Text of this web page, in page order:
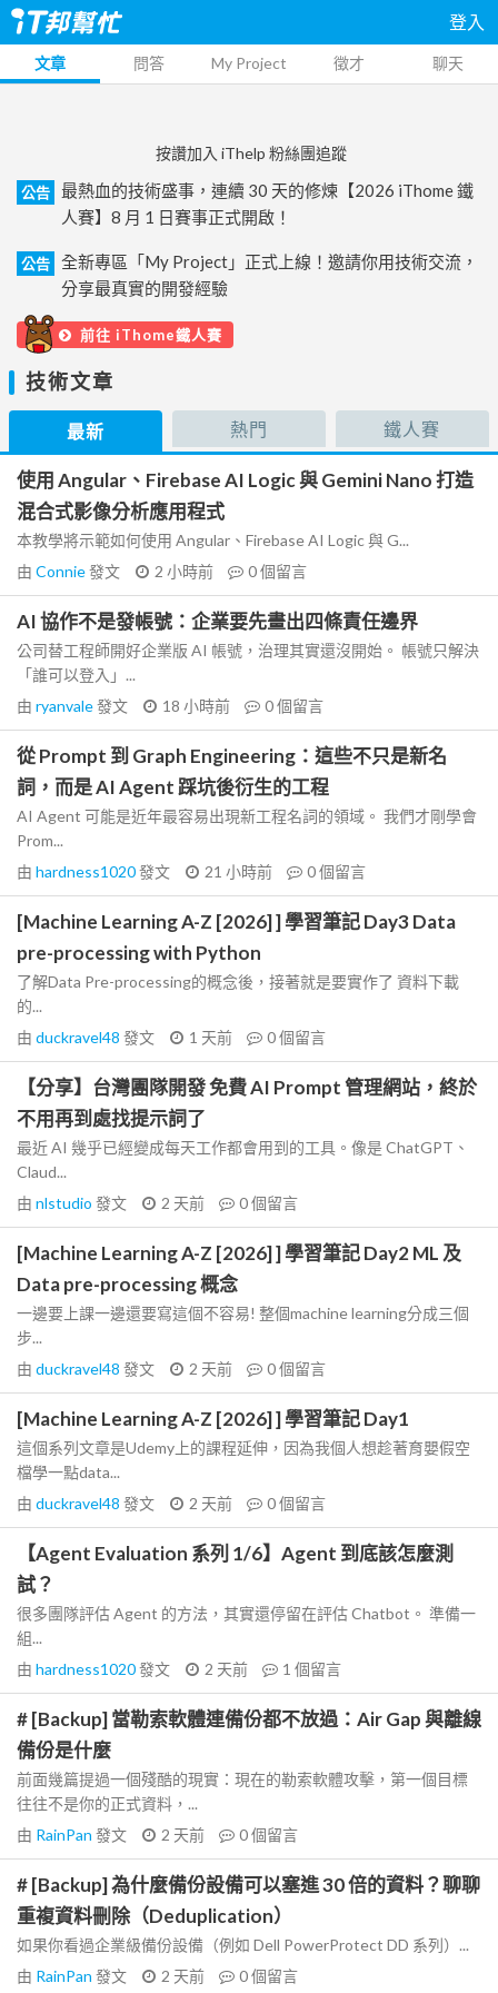
登入
文章 問答 My Project 徵才 聊天
按讚加入 iThelp 粉絲團追蹤
公告
最熱血的技術盛事，連續 30 天的修煉【2026 iThome 鐵
人賽】8 月 1 日賽事正式開啟！
公告
全新專區「My Project」正式上線！邀請你用技術交流，
分享最真實的開發經驗
前往 iThome鐵人賽
技術文章
最新 熱門 鐵人賽
使用 Angular、Firebase AI Logic 與 Gemini Nano 打造
混合式影像分析應用程式
本教學將示範如何使用 Angular、Firebase AI Logic 與 G...
由 Connie發文 2 小時前 0個留言
AI 協作不是發帳號：企業要先畫出四條責任邊界
公司替工程師開好企業版 AI 帳號，治理其實還沒開始。 帳號只解決
「誰可以登入」...
由 ryanvale發文 18 小時前 0個留言
從 Prompt 到 Graph Engineering：這些不只是新名
詞，而是 AI Agent 踩坑後衍生的工程
AI Agent 可能是近年最容易出現新工程名詞的領域。 我們才剛學會
Prom...
由 hardness1020發文 21 小時前 0個留言
[Machine Learning A-Z [2026] ] 學習筆記 Day3 Data
pre-processing with Python
了解Data Pre-processing的概念後，接著就是要實作了 資料下載
的...
由 duckravel48 發文 1 天前 0個留言
【分享】台灣團隊開發 免費 AI Prompt 管理網站，終於
不用再到處找提示詞了
最近 AI 幾乎已經變成每天工作都會用到的工具。像是 ChatGPT、
Claud...
由 nlstudio 發文 2 天前 0個留言
[Machine Learning A-Z [2026] ] 學習筆記 Day2 ML 及
Data pre-processing 概念
一邊要上課一邊還要寫這個不容易! 整個machine learning分成三個
步...
由 duckravel48 發文 2 天前 0個留言
[Machine Learning A-Z [2026] ] 學習筆記 Day1
這個系列文章是Udemy上的課程延伸，因為我個人想趁著育嬰假空
檔學一點data...
由 duckravel48 發文 2 天前 0個留言
【Agent Evaluation 系列 1/6】Agent 到底該怎麼測
試？
很多團隊評估 Agent 的方法，其實還停留在評估 Chatbot。 準備一
組...
由 hardness1020發文 2 天前 1 個留言
# [Backup] 當勒索軟體連備份都不放過：Air Gap 與離線
備份是什麼
前面幾篇提過一個殘酷的現實：現在的勒索軟體攻擊，第一個目標
往往不是你的正式資料，...
由 RainPan 發文 2 天前 0個留言
# [Backup] 為什麼備份設備可以塞進 30 倍的資料？聊聊
重複資料刪除（Deduplication）
如果你看過企業級備份設備（例如 Dell PowerProtect DD 系列）...
由 RainPan 發文 2 天前 0個留言